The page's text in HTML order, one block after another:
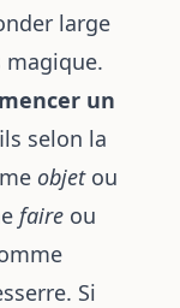
large
magique.
un
selon la
objetou
faire ou
Si